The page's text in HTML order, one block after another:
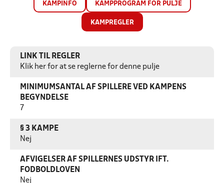
KAMPINFO KAMPPROGRAM FOR PULJE
KAMPREGLER
LINK TIL REGLER
Klik her for at se reglerne for denne pulje
MINIMUMSANTAL AF SPILLERE VED KAMPENS
BEGYNDELSE
7
§ 3 KAMPE
Nej
AFVIGELSER AF SPILLERNES UDSTYR IFT.
FODBOLDLOVEN
Nej